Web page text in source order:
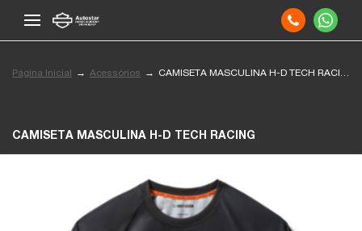
Página Inicial Acessórios CAMISETA MASCULINA H-D TECH RACING
CAMISETA MASCULINA H-D TECH RACING